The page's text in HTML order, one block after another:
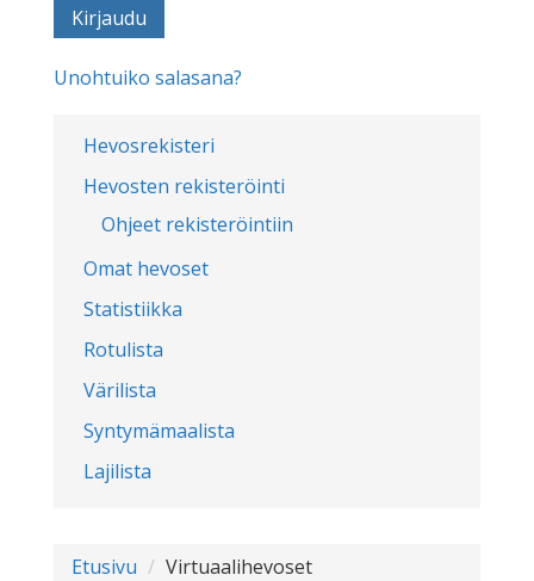
Hevosrekisteri
Hevosten rekisteröinti
Ohjeet rekisteröintiin
Omat hevoset
Statistiikka
Rotulista
Värilista
Syntymämaalista
Lajilista
Unohtuiko salasana?
Etusivu Virtuaalihevoset